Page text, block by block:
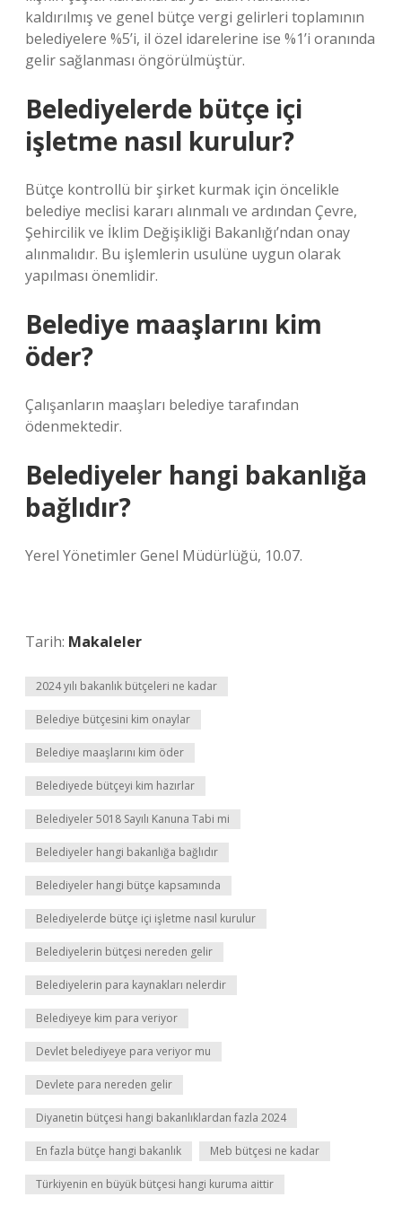
kaldırılmış ve genel bütçe vergi gelirleri toplamının
belediyelere %5’i, il özel idarelerine ise %1’i oranında
gelir sağlanması öngörülmüştür.
Belediyelerde bütçe içi
işletme nasıl kurulur?
Bütçe kontrollü bir şirket kurmak için öncelikle
belediye meclisi kararı alınmalı ve ardından Çevre,
Şehircilik ve İklim Değişikliği Bakanlığı’ndan onay
alınmalıdır. Bu işlemlerin usulüne uygun olarak
yapılması önemlidir.
Belediye maaşlarını kim
öder?
Çalışanların maaşları belediye tarafından
ödenmektedir.
Belediyeler hangi bakanlığa
bağlıdır?
Yerel Yönetimler Genel Müdürlüğü, 10.07.
Tarih: Makaleler
2024 yılı bakanlık bütçeleri ne kadar
Belediye bütçesini kim onaylar
Belediye maaşlarını kim öder
Belediyede bütçeyi kim hazırlar
Belediyeler 5018 Sayılı Kanuna Tabi mi
Belediyeler hangi bakanlığa bağlıdır
Belediyeler hangi bütçe kapsamında
Belediyelerde bütçe içi işletme nasıl kurulur
Belediyelerin bütçesi nereden gelir
Belediyelerin para kaynakları nelerdir
Belediyeye kim para veriyor
Devlet belediyeye para veriyor mu
Devlete para nereden gelir
Diyanetin bütçesi hangi bakanlıklardan fazla 2024
En fazla bütçe hangi bakanlık Meb bütçesi ne kadar
Türkiyenin en büyük bütçesi hangi kuruma aittir